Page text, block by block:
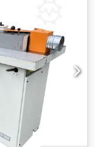
farby na
proces
Ad Nsa
Włochy
obrzeży
prowadnica
/ podstawa
pasy torebki
Stan:
na zdjęciach.